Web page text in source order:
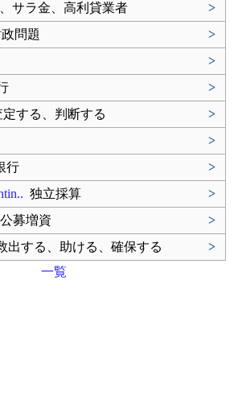
サラ金、高利貸業者
>
問題
>
>
>
する、判断する
>
>
行
>
独立採算
>
公募増資
>
出する、助ける、確保する
>
一覧